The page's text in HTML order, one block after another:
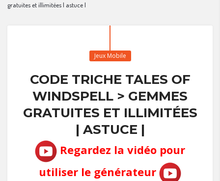
gratuites et illimitées | astuce |
Jeux Mobile
CODE TRICHE TALES OF
WINDSPELL > GEMMES
GRATUITES ET ILLIMITÉES
| ASTUCE |
Regardez la vidéo pour
utiliser le générateur